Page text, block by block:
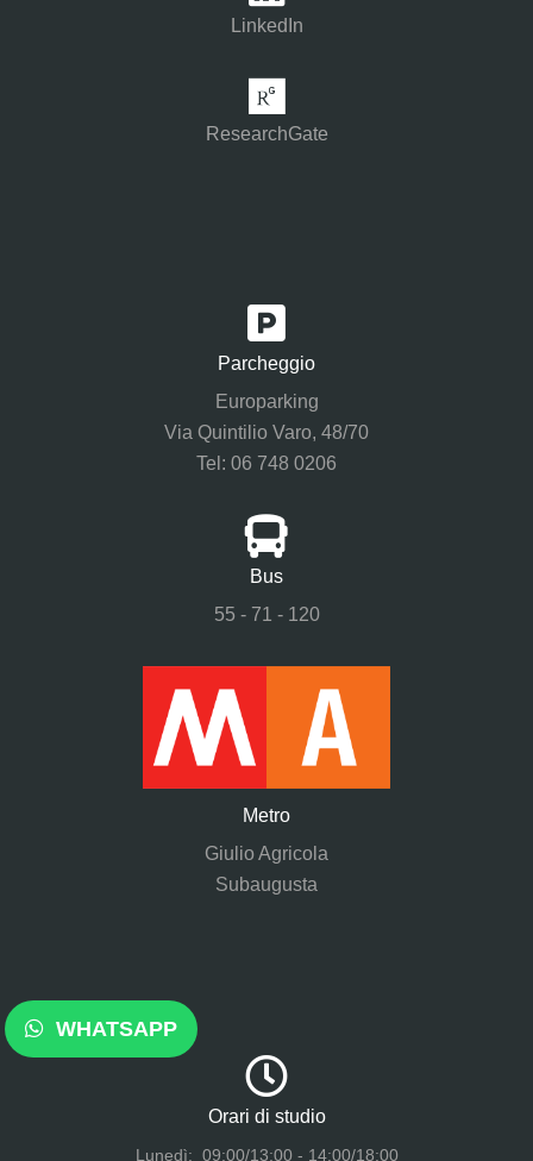
WHATSAPP
LinkedIn
ResearchGate
Parcheggio
Europarking
Via Quintilio Varo, 48/70
Tel: 06 748 0206
Bus
55 - 71 - 120
Metro
Giulio Agricola
Subaugusta
Orari di studio
Lunedì: 09:00/13:00 - 14:00/18:00